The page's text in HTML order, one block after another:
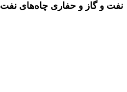
نفت و گاز و حفاری چاه‌های نفت